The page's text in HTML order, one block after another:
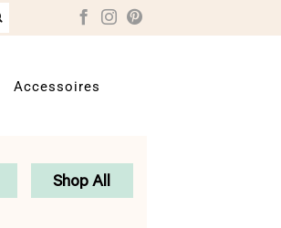
Accessoires
Shop All